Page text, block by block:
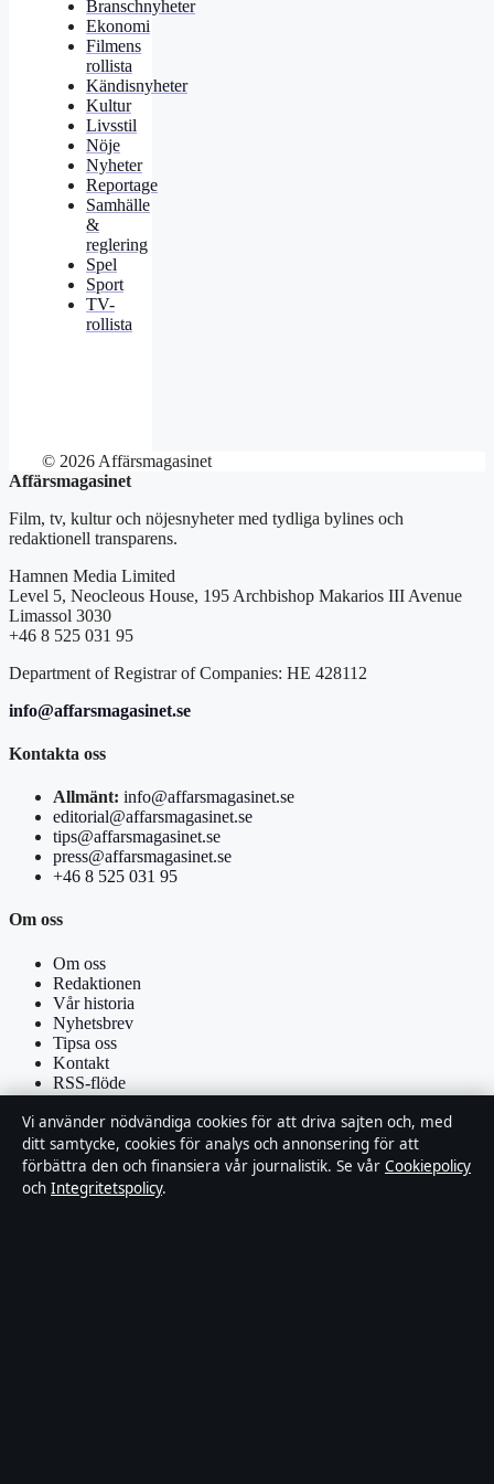
Branschnyheter
Ekonomi
Filmens
rollista
Kändisnyheter
Kultur
Livsstil
Nöje
Nyheter
Reportage
Samhälle
&
reglering
Spel
Sport
TV-
rollista
© 2026 Affärsmagasinet
Affärsmagasinet
Film, tv, kultur och nöjesnyheter med tydliga bylines och
redaktionell transparens.
Hamnen Media Limited
Level 5, Neocleous House, 195 Archbishop Makarios III Avenue
Limassol 3030
+46 8 525 031 95
Department of Registrar of Companies: HE 428112
info@affarsmagasinet.se
Kontakta oss
Allmänt: info@affarsmagasinet.se
editorial@affarsmagasinet.se
tips@affarsmagasinet.se
press@affarsmagasinet.se
+46 8 525 031 95
Om oss
Om oss
Redaktionen
Vår historia
Nyhetsbrev
Tipsa oss
Kontakt
RSS-flöde
Förtroende & standarder
Källor & standarder
Redaktionell policy
Vi använder nödvändiga cookies för att driva sajten och, med
ditt samtycke, cookies för analys och annonsering för att
förbättra den och finansiera vår journalistik. Se vår Cookiepolicy
och Integritetspolicy.